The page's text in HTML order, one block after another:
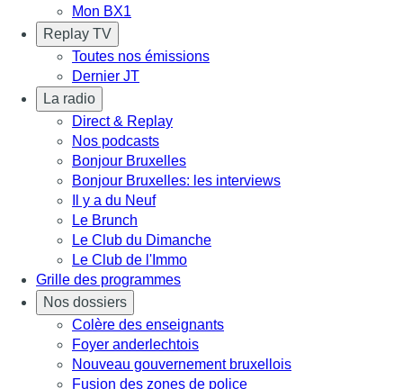
Mon BX1
Replay TV
Toutes nos émissions
Dernier JT
La radio
Direct & Replay
Nos podcasts
Bonjour Bruxelles
Bonjour Bruxelles: les interviews
Il y a du Neuf
Le Brunch
Le Club du Dimanche
Le Club de l'Immo
Grille des programmes
Nos dossiers
Colère des enseignants
Foyer anderlechtois
Nouveau gouvernement bruxellois
Fusion des zones de police